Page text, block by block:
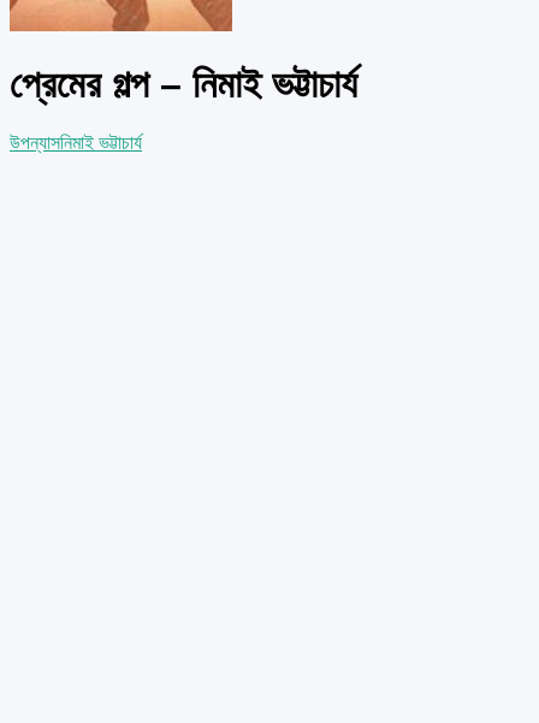
প্রেমের গল্প – নিমাই ভট্টাচার্য
উপন্যাসনিমাই ভট্টাচার্য